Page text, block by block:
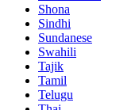
Shona
Sindhi
Sundanese
Swahili
Tajik
Tamil
Telugu